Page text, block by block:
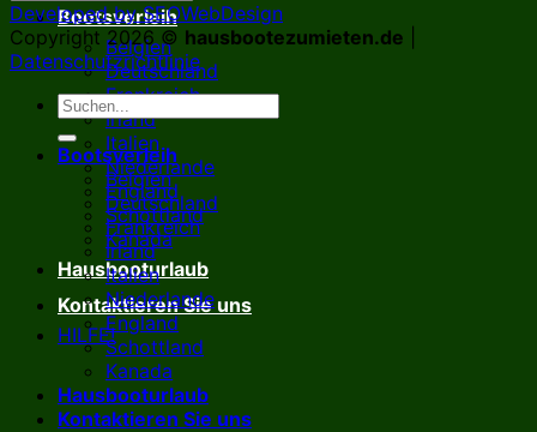
Bootsverleih
Belgien
Deutschland
Frankreich
Irland
Italien
Niederlande
England
Schottland
Kanada
Hausbooturlaub
Kontaktieren Sie uns
HILFE!
Developed by SEOWebDesign
Copyright 2026 © hausbootezumieten.de
Datenschutzrichtlinie
Bootsverleih
Belgien
Deutschland
Frankreich
Irland
Italien
Niederlande
England
Schottland
Kanada
Hausbooturlaub
Kontaktieren Sie uns